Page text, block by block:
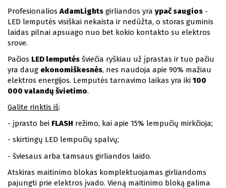
ProfesionaliosAdamLights girliandos yra ypač saugios -
LED lemputės visiškai nekaista ir nedūžta, o storas guminis
laidas pilnai apsuago nuo bet kokio kontakto su elektros
srove.
Pačios LED lemputės šviečia ryškiau už įprastas ir tuo pačiu
yra daug ekonomiškesnės, nes naudoja apie 90% mažiau
elektros energijos. Lemputės tarnavimo laikas yra iki 100
000 valandų švietimo.
Galite rinktis iš:
- įprasto bei FLASH režimo, kai apie 15% lempučių mirkčioja;
- skirtingų LED lempučių spalvų;
- šviesaus arba tamsaus girliandos laido.
Atskiras maitinimo blokas komplektuojamas girliandoms
pajungti prie elektros įvado. Vieną maitinimo bloką galima